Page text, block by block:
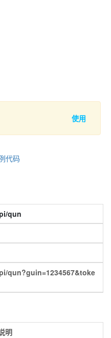
使用
代码
qun
qun?guin=1234567&toke
明